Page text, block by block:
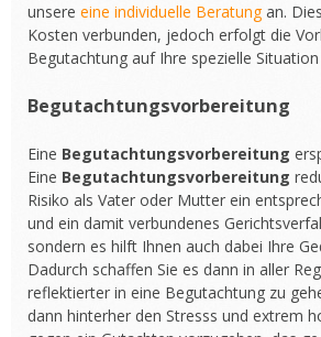
unsere eine individuelle Beratungan.
Kosten verbunden, jedoch erfolgt die
Begutachtung auf Ihre spezielle
Begutachtungsvorbereitung
Eine Begutachtungsvorbereitung
Eine Begutachtungsvorbereitung
Risiko als Vater oder Mutter ein
und ein damit verbundenes
sondern es hilft Ihnen auch dabei Ihre
Dadurch schaffen Sie es dann in aller
reflektierter in eine Begutachtung zu
dann hinterher den Stresss und extrem